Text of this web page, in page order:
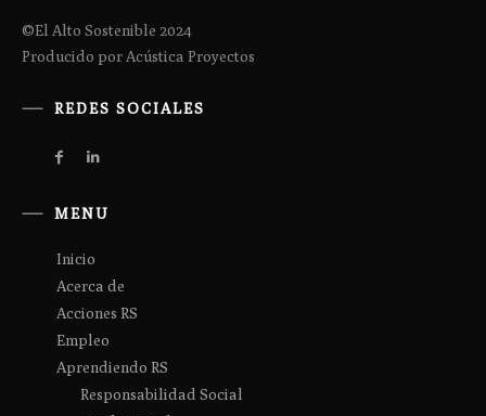
©El Alto Sostenible 2024
Producido por Acústica Proyectos
REDES SOCIALES
MENU
Inicio
Acerca de
Acciones RS
Empleo
Aprendiendo RS
Responsabilidad Social